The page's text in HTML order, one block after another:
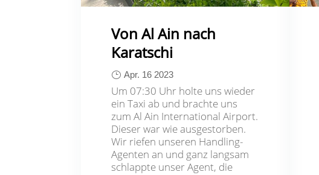
Von Al Ain nach
Karatschi
Apr. 16 2023
Um 07:30 Uhr holte uns wieder
ein Taxi ab und brachte uns
zum Al Ain International Airport.
Dieser war wie ausgestorben.
Wir riefen unseren Handling-
Agenten an und ganz langsam
schlappte unser Agent, die